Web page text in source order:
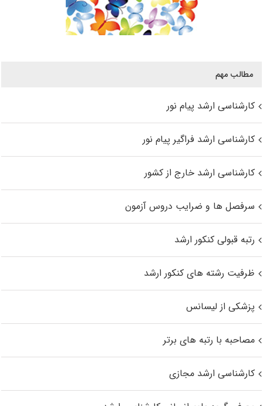
مطالب مهم
کارشناسی ارشد پیام نور
کارشناسی ارشد فراگیر پیام نور
کارشناسی ارشد خارج از کشور
سرفصل ها و ضرایب دروس آزمون
رتبه قبولی کنکور ارشد
ظرفیت رشته های کنکور ارشد
پزشکی از لیسانس
مصاحبه با رتبه های برتر
کارشناسی ارشد مجازی